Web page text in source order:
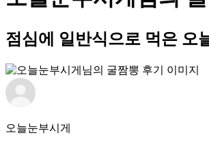
점심에 일반식으로 먹은 오
오늘눈부시게